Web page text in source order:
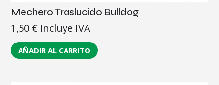
Mechero Traslucido Bulldog
1,50 € Incluye IVA
AÑADIR AL CARRITO